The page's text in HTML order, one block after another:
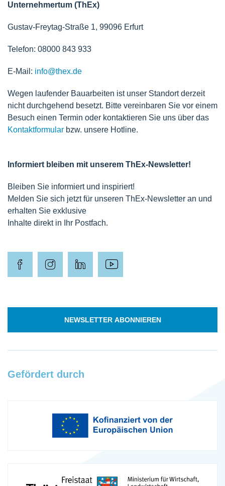
Unternehmertum (ThEx)
Gustav-Freytag-Straße 1, 99096 Erfurt
Telefon: 08000 843 933
E-Mail: info@thex.de
Wegen laufender Bauarbeiten ist unser Standort derzeit
nicht durchgehend besetzt. Bitte vereinbaren Sie vor einem
Besuch einen Termin oder kontaktieren Sie uns über das
Kontaktformular bzw. unsere Hotline.
Informiert bleiben mit unserem ThEx-Newsletter!
Bleiben Sie informiert und inspiriert!
Melden Sie sich jetzt für unseren ThEx-Newsletter an und
erhalten Sie exklusive
Inhalte direkt in Ihr Postfach.
NEWSLETTER ABONNIEREN
Gefördert durch